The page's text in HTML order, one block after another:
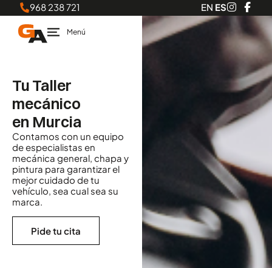
968 238 721 EN ES
Tu Taller
mecánico
en Murcia
Contamos con un equipo
de especialistas en
mecánica general, chapa y
pintura para garantizar el
mejor cuidado de tu
vehículo, sea cual sea su
marca.
Pide tu cita